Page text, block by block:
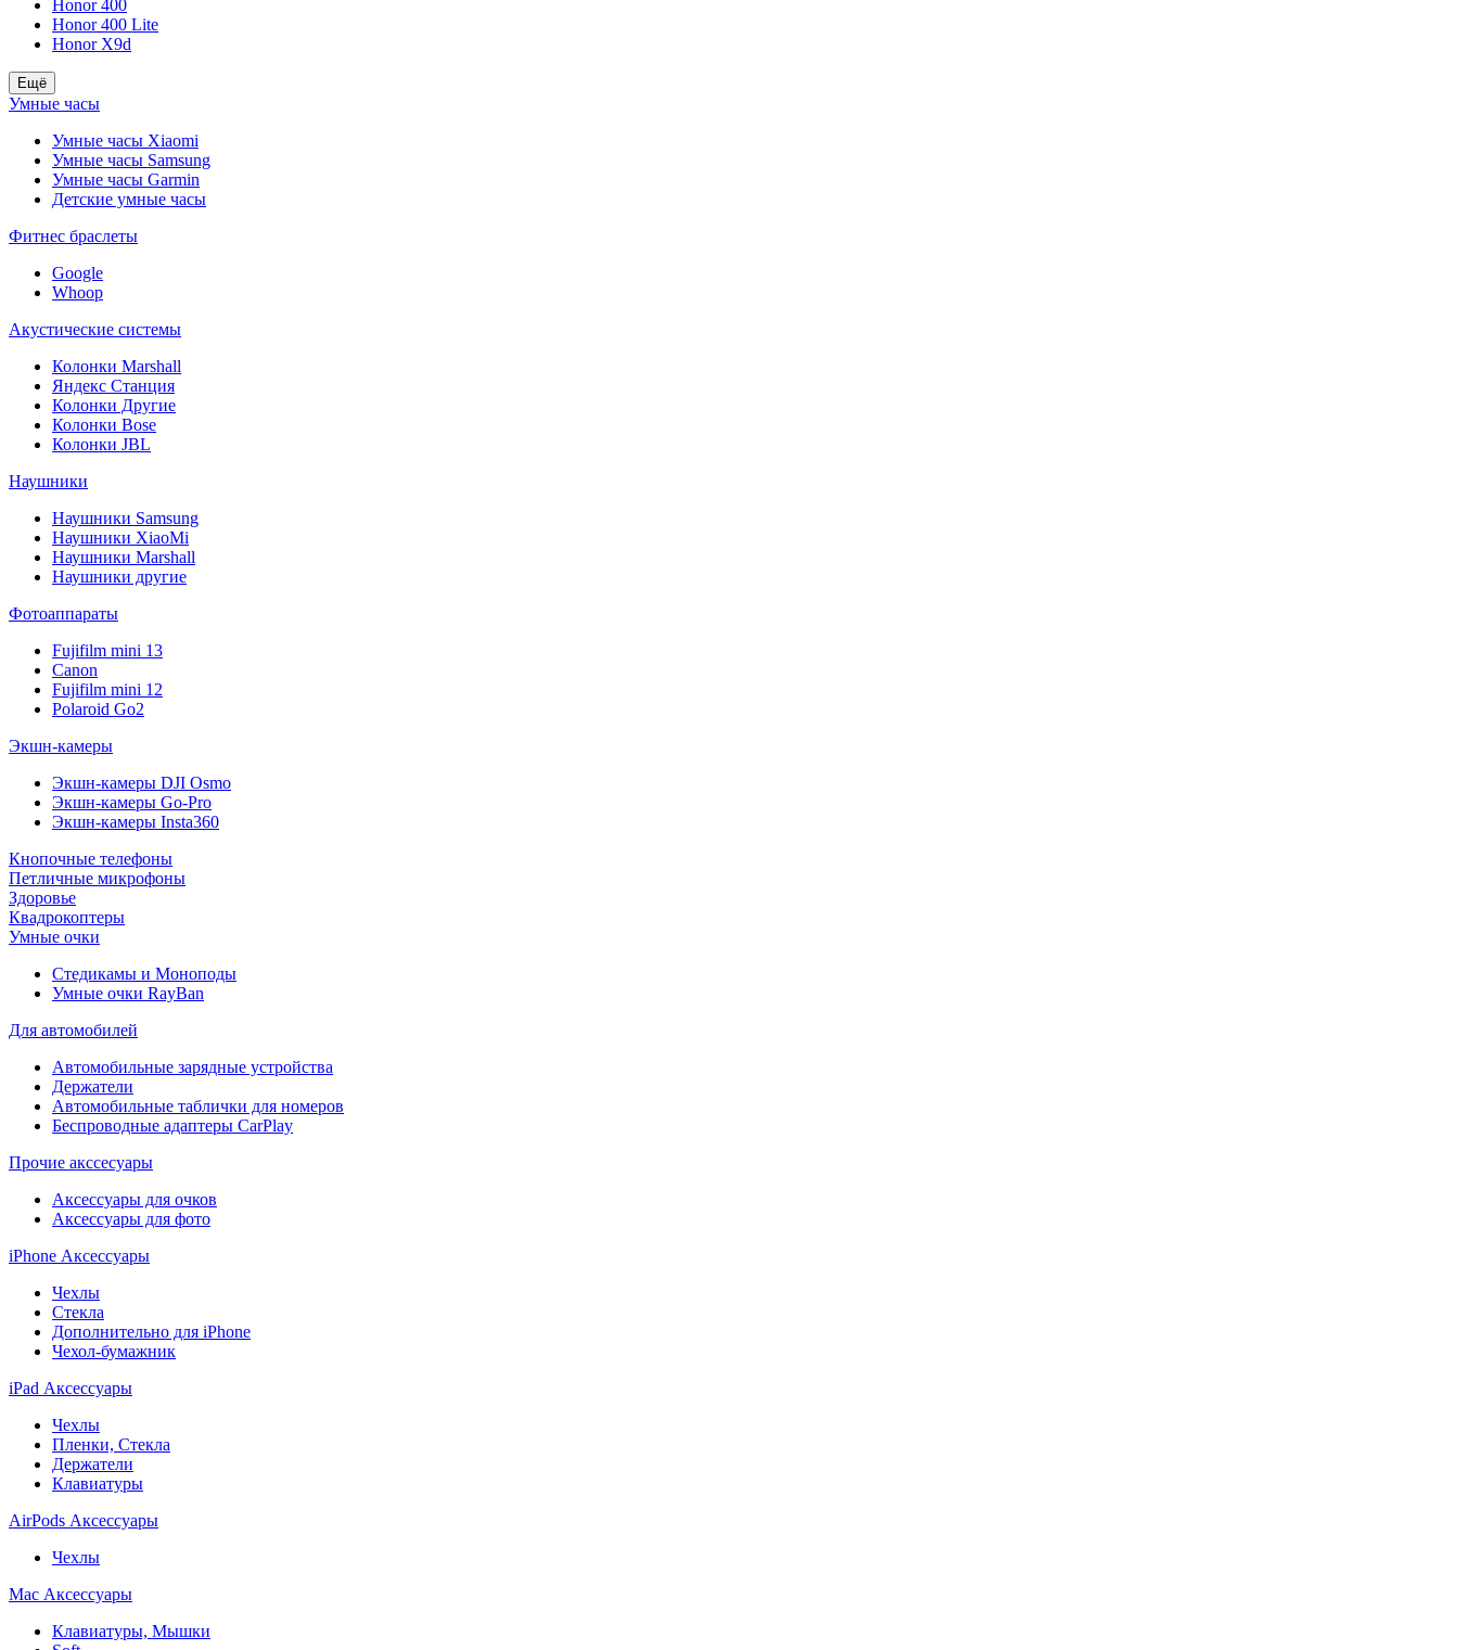
Honor 400
Honor 400 Lite
Honor X9d
Ещё
Умные часы
Умные часы Xiaomi
Умные часы Samsung
Умные часы Garmin
Детские умные часы
Фитнес браслеты
Google
Whoop
Акустические системы
Колонки Marshall
Яндекс Станция
Колонки Другие
Колонки Bose
Колонки JBL
Наушники
Наушники Samsung
Наушники XiaoMi
Наушники Marshall
Наушники другие
Фотоаппараты
Fujifilm mini 13
Canon
Fujifilm mini 12
Polaroid Go2
Экшн-камеры
Экшн-камеры DJI Osmo
Экшн-камеры Go-Pro
Экшн-камеры Insta360
Кнопочные телефоны
Петличные микрофоны
Здоровье
Квадрокоптеры
Умные очки
Стедикамы и Моноподы
Умные очки RayBan
Для автомобилей
Автомобильные зарядные устройства
Держатели
Автомобильные таблички для номеров
Беспроводные адаптеры CarPlay
Прочие акссесуары
Аксессуары для очков
Аксессуары для фото
iPhone Аксессуары
Чехлы
Стекла
Дополнительно для iPhone
Чехол-бумажник
iPad Аксессуары
Чехлы
Пленки, Стекла
Держатели
Клавиатуры
AirPods Аксессуары
Чехлы
Mac Аксессуары
Клавиатуры, Мышки